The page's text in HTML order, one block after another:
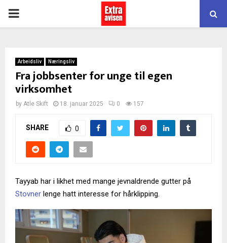
PRIMARY
Arbeidsliv Næringsliv
Fra jobbsenter for unge til egen
virksomhet
by Atle Skift 18. januar 2025 0 157
SHARE 0
Tayyab har i likhet med mange jevnaldrende gutter på
Stovner lenge hatt interesse for hårklipping.